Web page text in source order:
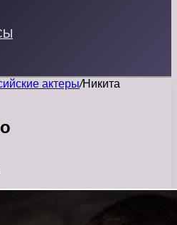
актеры/Никита